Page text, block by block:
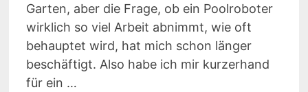
Garten, aber die Frage, ob ein Poolroboter
wirklich so viel Arbeit abnimmt, wie oft
behauptet wird, hat mich schon länger
beschäftigt. Also habe ich mir kurzerhand
für ein …